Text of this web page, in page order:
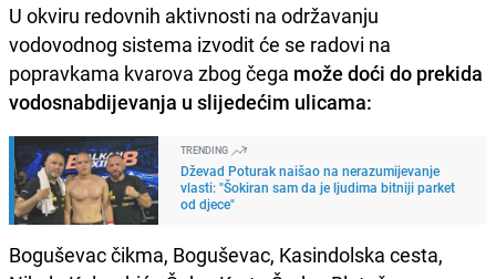
U okviru redovnih aktivnosti na održavanju
vodovodnog sistema izvodit će se radovi na
popravkama kvarova zbog čega može doći do prekida
vodosnabdijevanja u slijedećim ulicama:
TRENDING
Dževad Poturak naišao na nerazumijevanje
vlasti: "Šokiran sam da je ljudima bitniji parket
od djece"
Boguševac čikma, Boguševac, Kasindolska cesta,